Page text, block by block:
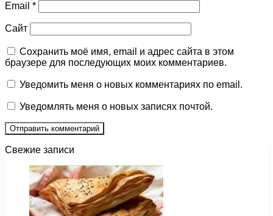
Email *
Сайт
Сохранить моё имя, email и адрес сайта в этом
браузере для последующих моих комментариев.
Уведомить меня о новых комментариях по email.
Уведомлять меня о новых записях почтой.
Свежие записи